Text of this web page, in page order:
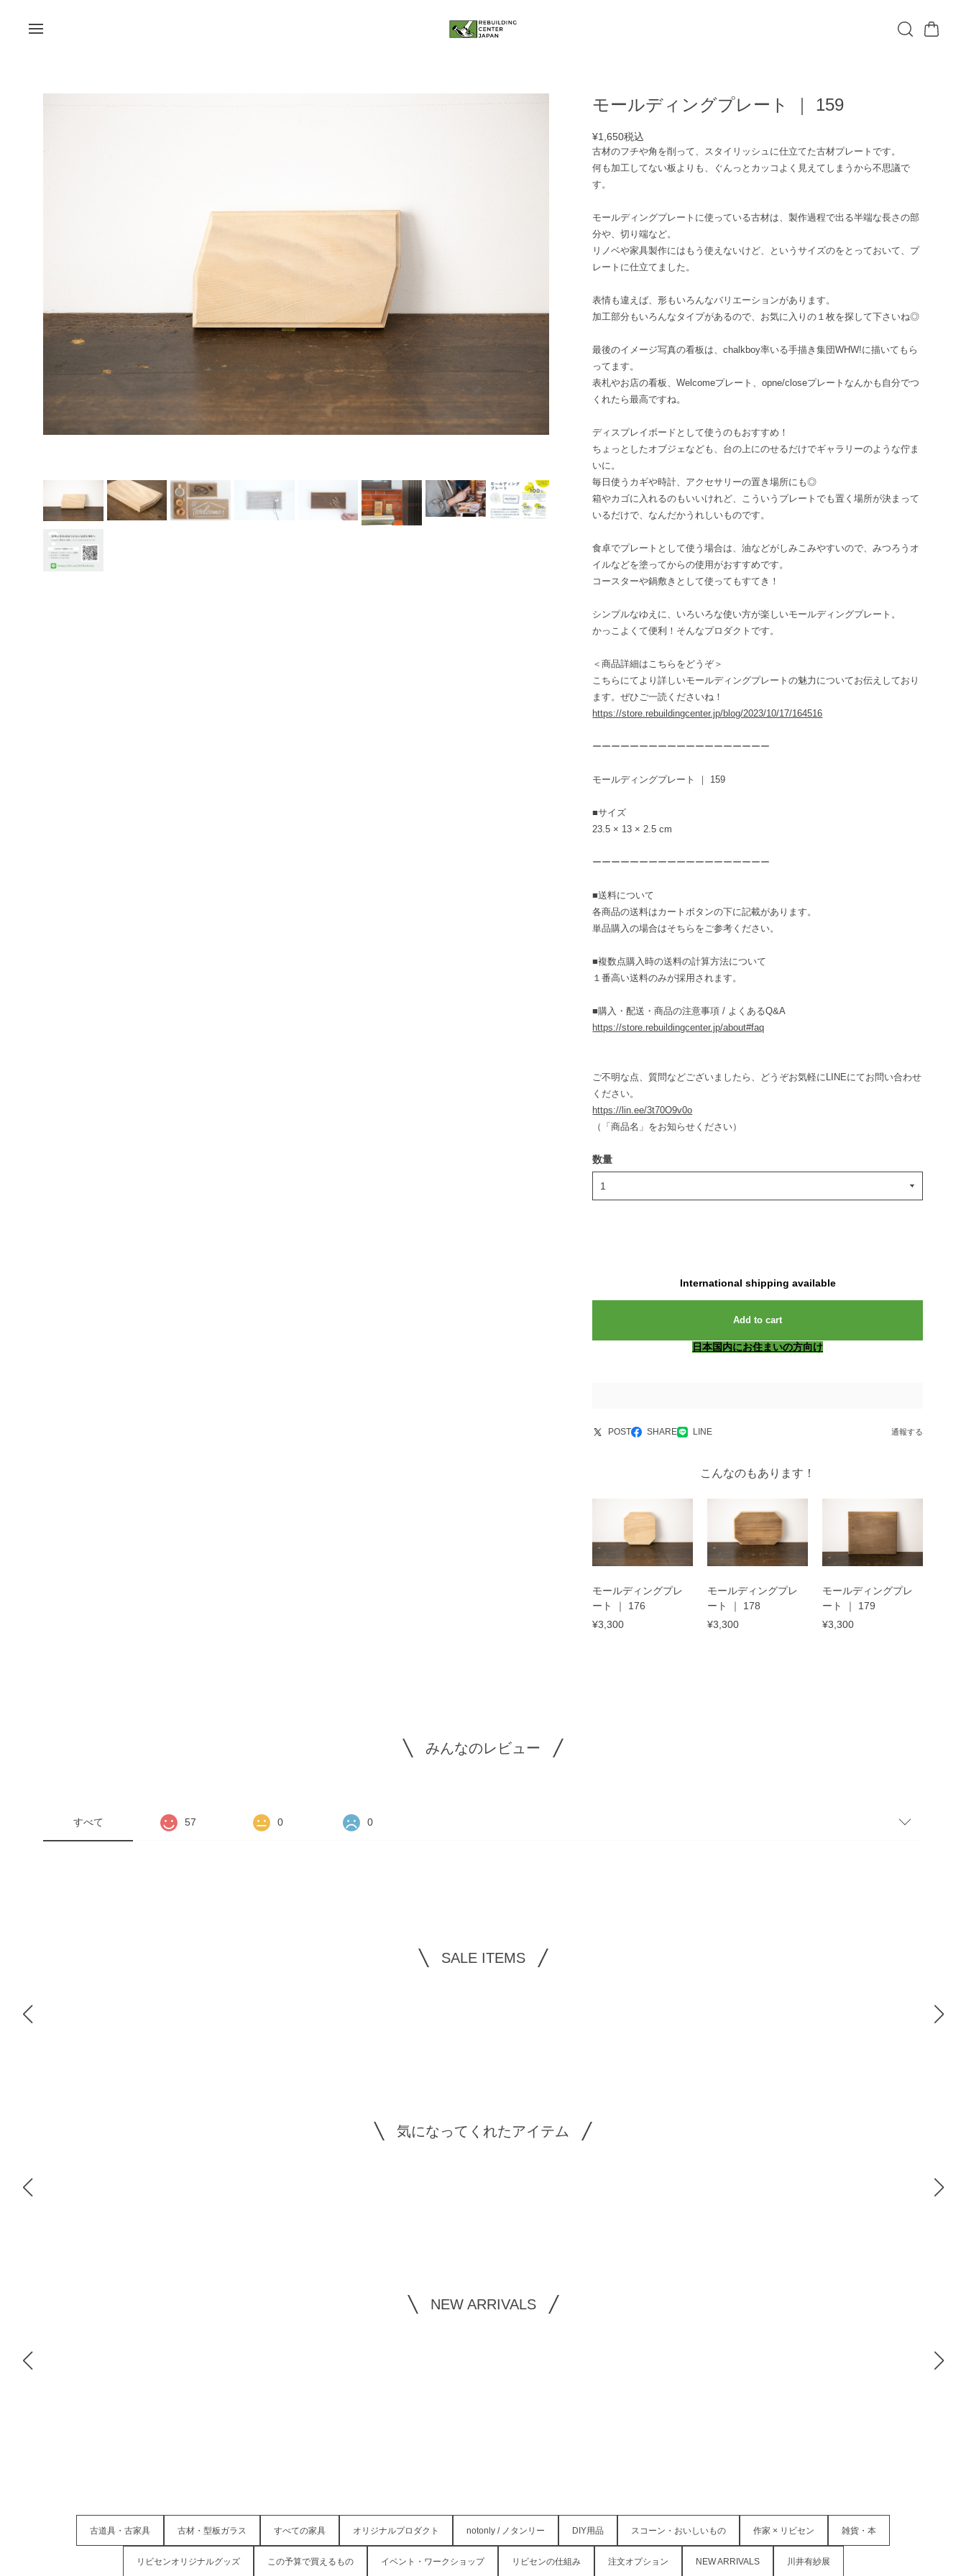
モールディングプレート ｜ 159
¥1,650税込
古材のフチや角を削って、スタイリッシュに仕立てた古材プレートです。
何も加工してない板よりも、ぐんっとカッコよく見えてしまうから不思議で
す。
モールディングプレートに使っている古材は、製作過程で出る半端な長さの部
分や、切り端など。
リノベや家具製作にはもう使えないけど、というサイズのをとっておいて、プ
レートに仕立てました。
表情も違えば、形もいろんなバリエーションがあります。
加工部分もいろんなタイプがあるので、お気に入りの１枚を探して下さいね◎
最後のイメージ写真の看板は、chalkboy率いる手描き集団WHW!に描いてもら
ってます。
表札やお店の看板、Welcomeプレート、opne/closeプレートなんかも自分でつ
くれたら最高ですね。
ディスプレイボードとして使うのもおすすめ！
ちょっとしたオブジェなども、台の上にのせるだけでギャラリーのような佇ま
いに。
毎日使うカギや時計、アクセサリーの置き場所にも◎
箱やカゴに入れるのもいいけれど、こういうプレートでも置く場所が決まって
いるだけで、なんだかうれしいものです。
食卓でプレートとして使う場合は、油などがしみこみやすいので、みつろうオ
イルなどを塗ってからの使用がおすすめです。
コースターや鍋敷きとして使ってもすてき！
シンプルなゆえに、いろいろな使い方が楽しいモールディングプレート。
かっこよくて便利！そんなプロダクトです。
＜商品詳細はこちらをどうぞ＞
こちらにてより詳しいモールディングプレートの魅力についてお伝えしており
ます。ぜひご一読くださいね！
https://store.rebuildingcenter.jp/blog/2023/10/17/164516
ーーーーーーーーーーーーーーーーーーー
モールディングプレート ｜ 159
■サイズ
23.5 × 13 × 2.5 cm
ーーーーーーーーーーーーーーーーーーー
■送料について
各商品の送料はカートボタンの下に記載があります。
単品購入の場合はそちらをご参考ください。
■複数点購入時の送料の計算方法について
１番高い送料のみが採用されます。
■購入・配送・商品の注意事項 / よくあるQ&A
https://store.rebuildingcenter.jp/about#faq
ご不明な点、質問などございましたら、どうぞお気軽にLINEにてお問い合わせ
ください。
https://lin.ee/3t70O9v0o
（「商品名」をお知らせください）
数量
International shipping available
Add to cart
日本国内にお住まいの方向け
POST SHARE LINE 通報する
こんなのもあります！
モールディングプレ
ート ｜ 176
¥3,300
モールディングプレ
ート ｜ 178
¥3,300
モールディングプレ
ート ｜ 179
¥3,300
みんなのレビュー
すべて 57 0 0
SALE ITEMS
気になってくれたアイテム
NEW ARRIVALS
古道具・古家具 古材・型板ガラス すべての家具 オリジナルプロダクト notonly / ノタンリー DIY用品 スコーン・おいしいもの 作家 × リビセン 雑貨・本
リビセンオリジナルグッズ この予算で買えるもの イベント・ワークショップ リビセンの仕組み 注文オプション NEW ARRIVALS 川井有紗展